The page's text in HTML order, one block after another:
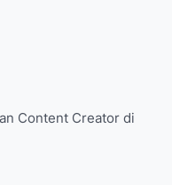
Content Creator di